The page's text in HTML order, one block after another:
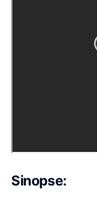
Sinopse: